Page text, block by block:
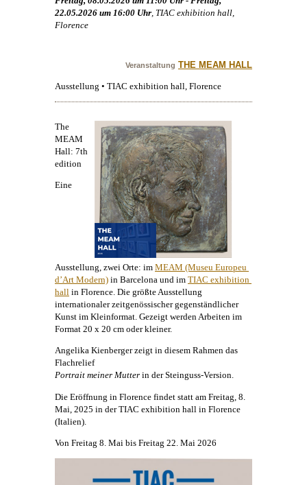
22.05.2026 um 16:00 Uhr , TIAC exhibition hall,
Florence
Veranstaltung THE MEAM HALL
Ausstellung • TIAC exhibition hall, Florence
The
MEAM
Hall: 7th
edition
Eine
Ausstellung, zwei Orte: im MEAM (Museu Europeu
d’Art Modern) in Barcelona und im TIAC exhibition
hall in Florence. Die größte Ausstellung
internationaler zeitgenössischer gegenständlicher
Kunst im Kleinformat. Gezeigt werden Arbeiten im
Format 20 x 20 cm oder kleiner.
Angelika Kienbergerzeigt in diesem Rahmen das
Flachrelief
Portrait meiner Mutter in der Steinguss-Version.
Die Eröffnung in Florence findet statt am Freitag, 8.
Mai, 2025 in der TIAC exhibition hall in Florence
(Italien).
Von Freitag 8. Mai bis Freitag 22. Mai 2026